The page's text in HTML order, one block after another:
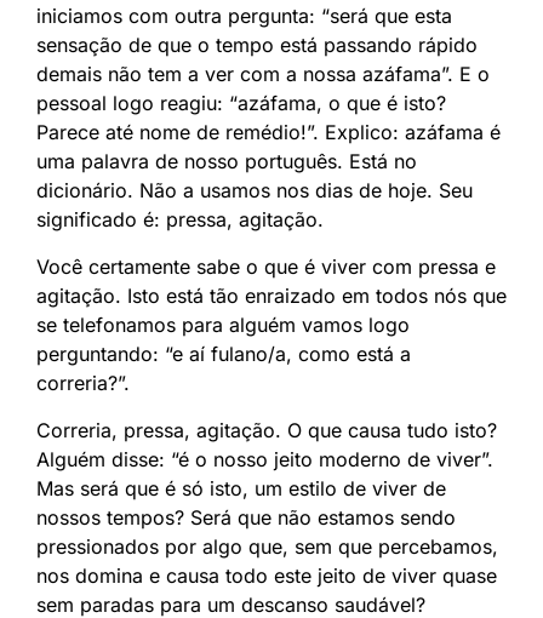
iniciamos com outra pergunta: “será que esta
sensação de que o tempo está passando rápido
demais não tem a ver com a nossa azáfama”. E o
pessoal logo reagiu: “azáfama, o que é isto?
Parece até nome de remédio!”. Explico: azáfama é
uma palavra de nosso português. Está no
dicionário. Não a usamos nos dias de hoje. Seu
significado é: pressa, agitação.
Você certamente sabe o que é viver com pressa e
agitação. Isto está tão enraizado em todos nós que
se telefonamos para alguém vamos logo
perguntando: “e aí fulano/a, como está a
correria?”.
Correria, pressa, agitação. O que causa tudo isto?
Alguém disse: “é o nosso jeito moderno de viver”.
Mas será que é só isto, um estilo de viver de
nossos tempos? Será que não estamos sendo
pressionados por algo que, sem que percebamos,
nos domina e causa todo este jeito de viver quase
sem paradas para um descanso saudável?